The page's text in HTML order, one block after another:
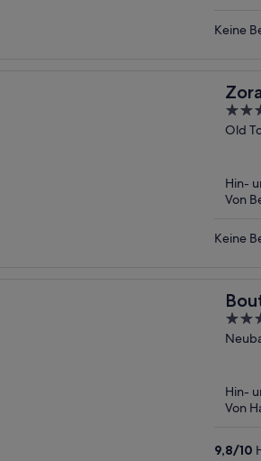
Keine
4
out
Old
Hin-
Von
Keine
4
out
Hin-
Von
9,8/10